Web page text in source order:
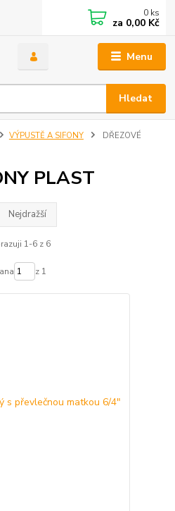
Menu
Hledat
0 ks
za 0,00 Kč
VÝPUSTĚ A SIFONY
DŘEZOVÉ
PLAST
Nejdražší
1-6 z 6
z 1